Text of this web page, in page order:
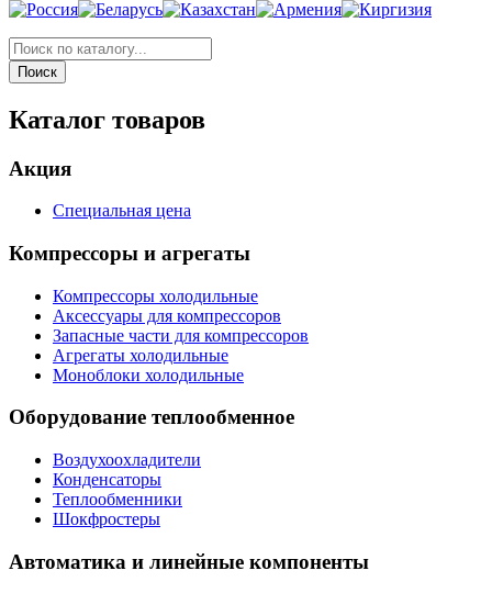
Каталог товаров
Акция
Специальная цена
Компрессоры и агрегаты
Компрессоры холодильные
Аксессуары для компрессоров
Запасные части для компрессоров
Агрегаты холодильные
Моноблоки холодильные
Оборудование теплообменное
Воздухоохладители
Конденсаторы
Теплообменники
Шокфростеры
Автоматика и линейные компоненты